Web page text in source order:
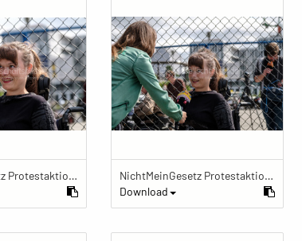
NichtMeinGesetz Protestaktion im Käfig
NichtMeinGesetz Protestaktion im Käfig
Download